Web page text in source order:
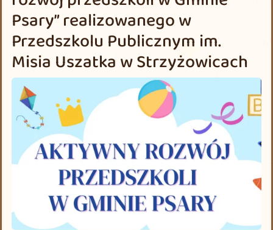
Psary” realizowanego w
Przedszkolu Publicznym im.
Misia Uszatka w Strzyżowicach